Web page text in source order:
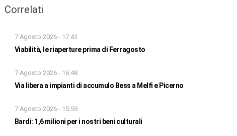
Correlati
7 Agosto 2026 - 17:43
Viabilità, le riaperture prima di Ferragosto
7 Agosto 2026 - 16:48
Via libera a impianti di accumulo Bess a Melfi e Picerno
7 Agosto 2026 - 15:59
Bardi: 1,6 milioni per i nostri beni culturali